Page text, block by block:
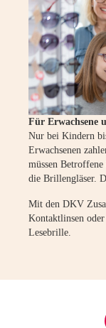
Für Erwachsene
Nur bei Kindern
Erwachsenen
müssen
die Brillengläser.
Mit den DKV
Kontaktlinsen
Lesebrille.